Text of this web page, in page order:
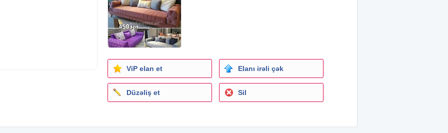
ViP elan et Elanı irəli çək
Düzəliş et Sil